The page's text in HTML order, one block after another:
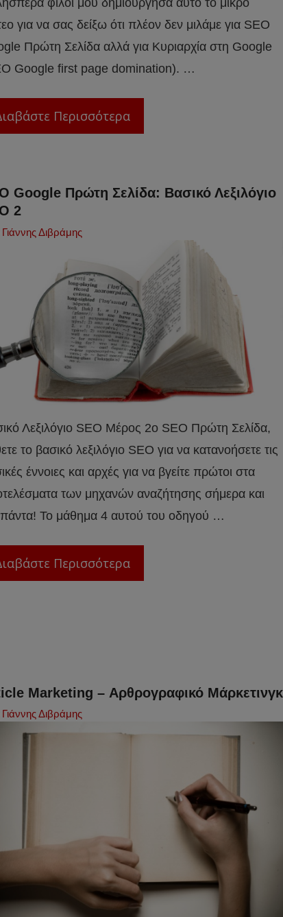
φίλοι μου δημιούργησα αυτό το μικρό
για να σας δείξω ότι πλέον δεν μιλάμε για SEO
Πρώτη Σελίδα αλλά για Κυριαρχία στη Google
Google first page domination). …
Περισσότερα
Google Πρώτη Σελίδα: Βασικό Λεξιλόγιο
2
Γιάννης Διβράμης
Λεξιλόγιο SEO Μέρος 2ο SEO Πρώτη Σελίδα,
το βασικό λεξιλόγιο SEO για να κατανοήσετε τις
έννοιες και αρχές για να βγείτε πρώτοι στα
των μηχανών αναζήτησης σήμερα και
πάντα! Το μάθημα 4 αυτού του οδηγού …
Περισσότερα
Marketing – Αρθρογραφικό Μάρκετινγκ
Γιάννης Διβράμης